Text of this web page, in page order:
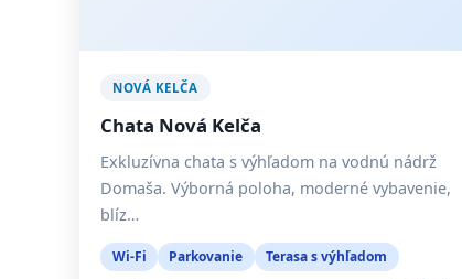
NOVÁ KELČA
Chata Nová Kelča
Exkluzívna chata s výhľadom na vodnú nádrž
Domaša. Výborná poloha, moderné vybavenie,
blíz…
Wi-Fi Parkovanie Terasa s výhľadom